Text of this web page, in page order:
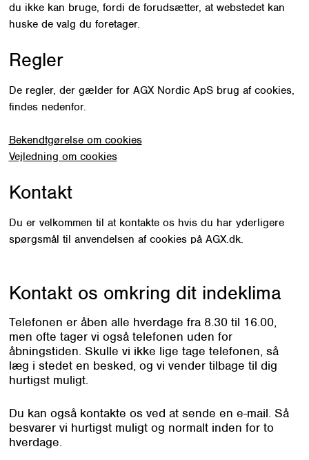
du ikke kan bruge, fordi de forudsætter, at webstedet kan
huske de valg du foretager.
Regler
De regler, der gælder for AGX Nordic ApS brug af cookies,
findes nedenfor.
Bekendtgørelse om cookies
Vejledning om cookies
Kontakt
Du er velkommen til at kontakte os hvis du har yderligere
spørgsmål til anvendelsen af cookies på AGX.dk.
Kontakt os omkring dit indeklima
Telefonen er åben alle hverdage fra 8.30 til 16.00,
men ofte tager vi også telefonen uden for
åbningstiden. Skulle vi ikke lige tage telefonen, så
læg i stedet en besked, og vi vender tilbage til dig
hurtigst muligt.
Du kan også kontakte os ved at sende en e-mail. Så
besvarer vi hurtigst muligt og normalt inden for to
hverdage.